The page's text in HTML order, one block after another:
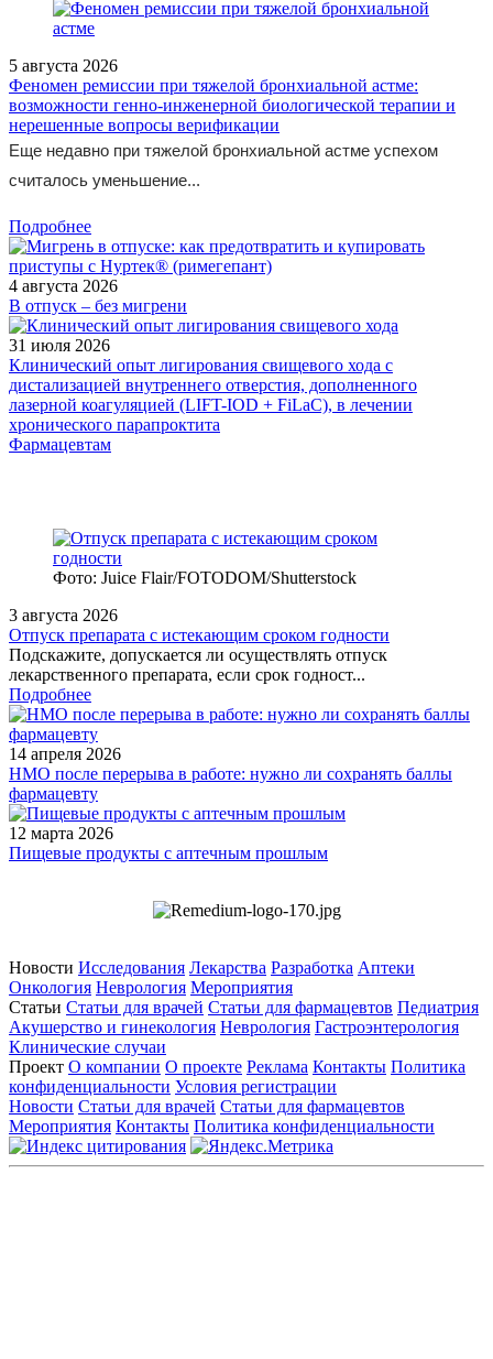
5 августа 2026
Феномен ремиссии при тяжелой бронхиальной астме:
возможности генно-инженерной биологической терапии и
нерешенные вопросы верификации
Еще недавно при тяжелой бронхиальной астме успехом
считалось уменьшение...
Подробнее
4 августа 2026
В отпуск – без мигрени
31 июля 2026
Клинический опыт лигирования свищевого хода с
дистализацией внутреннего отверстия, дополненного
лазерной коагуляцией (LIFT-IOD + FiLaC), в лечении
хронического парапроктита
Фармацевтам
Фото: Juice Flair/FOTODOM/Shutterstoсk
3 августа 2026
Отпуск препарата с истекающим сроком годности
Подскажите, допускается ли осуществлять отпуск
лекарственного препарата, если срок годност...
Подробнее
14 апреля 2026
НМО после перерыва в работе: нужно ли сохранять баллы
фармацевту
12 марта 2026
Пищевые продукты с аптечным прошлым
Новости Исследования Лекарства Разработка Аптеки
Онкология Неврология Мероприятия
Статьи Статьи для врачей Статьи для фармацевтов Педиатрия
Акушерство и гинекология Неврология Гастроэнтерология
Клинические случаи
Проект О компании О проекте Реклама Контакты Политика
конфиденциальности Условия регистрации
Новости Статьи для врачей Статьи для фармацевтов
Мероприятия Контакты Политика конфиденциальности